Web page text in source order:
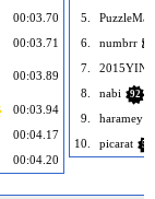
00:03.70
00:03.71
00:03.89
00:03.94
00:04.17
00:04.20
5.
6.
numbrr
7.
8.
nabi 92
9. haramey
10. picarat 55